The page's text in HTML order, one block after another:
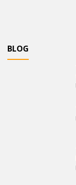
BLOG